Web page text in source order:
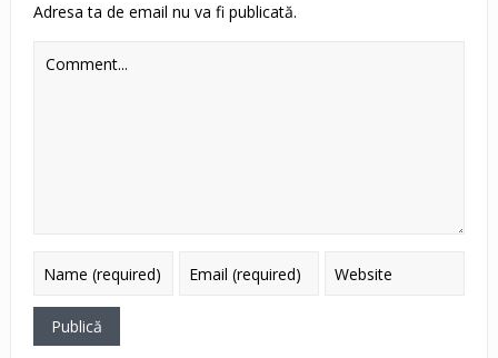
Adresa ta de email nu va fi publicată.